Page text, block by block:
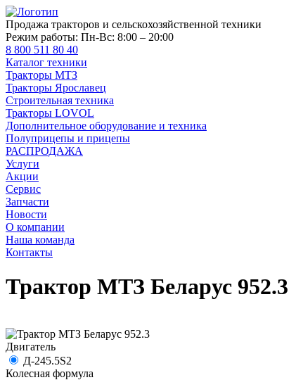
Продажа тракторов и сельскохозяйственной техники
Режим работы: Пн-Вс: 8:00 – 20:00
8 800 511 80 40
Каталог техники
Тракторы МТЗ
Тракторы Ярославец
Строительная техника
Тракторы LOVOL
Дополнительное оборудование и техника
Полуприцепы и прицепы
РАСПРОДАЖА
Услуги
Акции
Сервис
Запчасти
Новости
О компании
Наша команда
Контакты
Трактор МТЗ Беларус 952.3
Двигатель
Д-245.5S2
Колесная формула